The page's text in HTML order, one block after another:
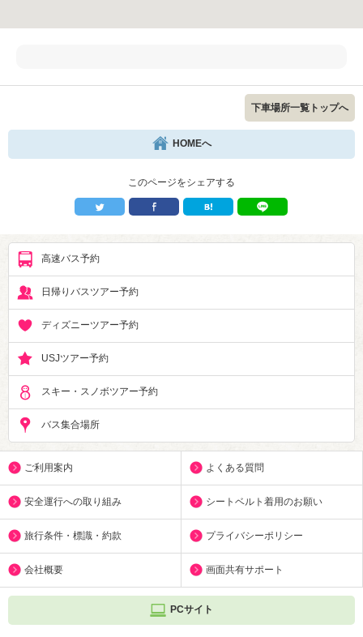
下車場所一覧トップへ
HOMEへ
このページをシェアする
高速バス予約
日帰りバスツアー予約
ディズニーツアー予約
USJツアー予約
スキー・スノボツアー予約
バス集合場所
ご利用案内 よくある質問
安全運行への取り組み シートベルト着用のお願い
旅行条件・標識・約款 プライバシーポリシー
会社概要 画面共有サポート
PCサイト